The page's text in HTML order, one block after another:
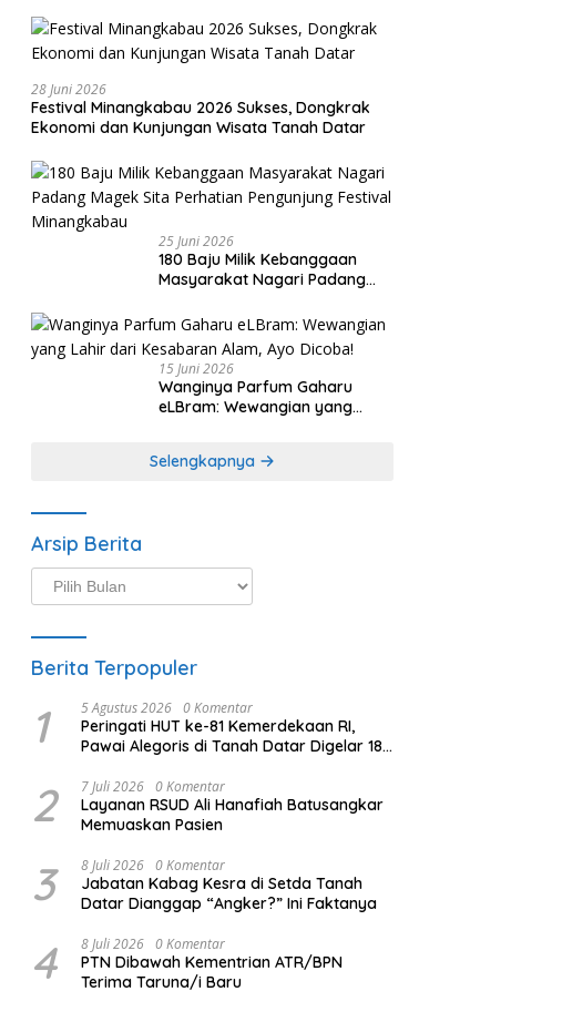
28 Juni 2026
Festival Minangkabau 2026 Sukses, Dongkrak
Ekonomi dan Kunjungan Wisata Tanah Datar
25 Juni 2026
180 Baju Milik Kebanggaan
Masyarakat Nagari Padang
Pengunjung Festival
Minangkabau
15 Juni 2026
Wanginya Parfum Gaharu
eLBram: Wewangian yang
Selengkapnya
Arsip Berita
Arsip
Berita
Berita Terpopuler
1 5 Agustus 2026 0 Komentar
Peringati HUT ke-81 Kemerdekaan RI,
Pawai Alegoris di Tanah Datar Digelar 18
2 7 Juli 2026 0 Komentar
Layanan RSUD Ali Hanafiah Batusangkar
Memuaskan Pasien
3 8 Juli 2026 0 Komentar
Jabatan Kabag Kesra di Setda Tanah
Datar Dianggap “Angker?” Ini Faktanya
4 8 Juli 2026 0 Komentar
PTN Dibawah Kementrian ATR/BPN
Terima Taruna/i Baru